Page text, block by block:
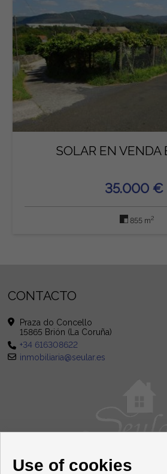
SOLAR EN VENDA
35.000 €
855 m2
CONTACTO
Praza do Concello
15865 Brión (La Coruña)
+34 616308622
inmobiliaria@seular.es
Use of cookies